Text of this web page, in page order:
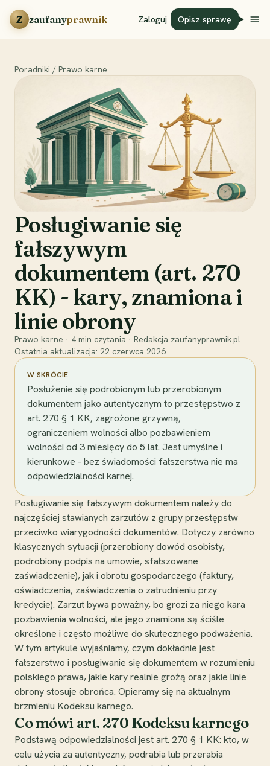
Przejdź do treści
Z zaufanyprawnik Zaloguj Opisz sprawę
Poradniki / Prawo karne
Posługiwanie się
fałszywym
dokumentem (art. 270
KK) - kary, znamiona i
linie obrony
Prawo karne · 4 min czytania · Redakcja zaufanyprawnik.pl
Ostatnia aktualizacja: 22 czerwca 2026
W SKRÓCIE
Posłużenie się podrobionym lub przerobionym
dokumentem jako autentycznym to przestępstwo z
art. 270 § 1 KK, zagrożone grzywną,
ograniczeniem wolności albo pozbawieniem
wolności od 3 miesięcy do 5 lat. Jest umyślne i
kierunkowe - bez świadomości fałszerstwa nie ma
odpowiedzialności karnej.
Posługiwanie się fałszywym dokumentem należy do
najczęściej stawianych zarzutów z grupy przestępstw
przeciwko wiarygodności dokumentów. Dotyczy zarówno
klasycznych sytuacji (przerobiony dowód osobisty,
podrobiony podpis na umowie, sfałszowane
zaświadczenie), jak i obrotu gospodarczego (faktury,
oświadczenia, zaświadczenia o zatrudnieniu przy
kredycie). Zarzut bywa poważny, bo grozi za niego kara
pozbawienia wolności, ale jego znamiona są ściśle
określone i często możliwe do skutecznego podważenia.
W tym artykule wyjaśniamy, czym dokładnie jest
fałszerstwo i posługiwanie się dokumentem w rozumieniu
polskiego prawa, jakie kary realnie grożą oraz jakie linie
obrony stosuje obrońca. Opieramy się na aktualnym
brzmieniu Kodeksu karnego.
Co mówi art. 270 Kodeksu karnego
Podstawą odpowiedzialności jest art. 270 § 1 KK: kto, w
celu użycia za autentyczny, podrabia lub przerabia